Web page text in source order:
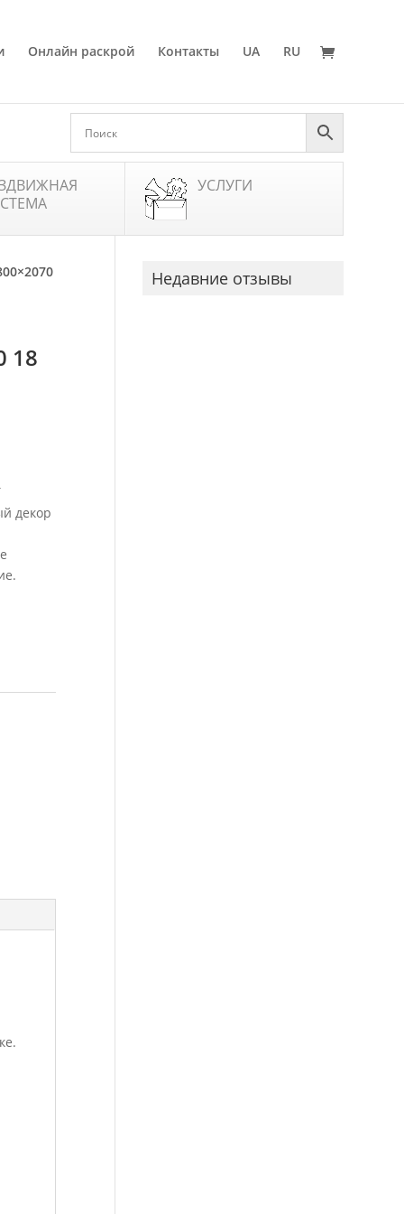
Онлайн раскрой Контакты UA RU
УСЛУГИ
18
декор
Недавние отзывы